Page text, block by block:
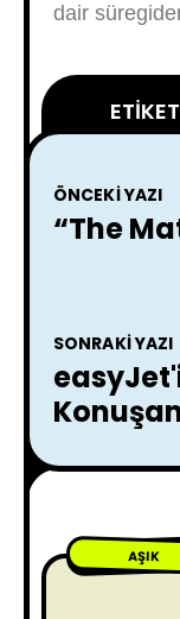
dair
ÖNCEKI YAZI
“The
SONRAKI YAZI
AŞIK